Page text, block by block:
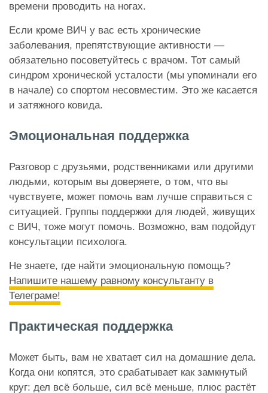
времени проводить на ногах.
Если кроме ВИЧ у вас есть хронические
заболевания, препятствующие активности —
обязательно посоветуйтесь с врачом. Тот самый
синдром хронической усталости (мы упоминали его
в начале) со спортом несовместим. Это же касается
и затяжного ковида.
Эмоциональная поддержка
Разговор с друзьями, родственниками или другими
людьми, которым вы доверяете, о том, что вы
чувствуете, может помочь вам лучше справиться с
ситуацией. Группы поддержки для людей, живущих
с ВИЧ, тоже могут помочь. Возможно, вам подойдут
консультации психолога.
Не знаете, где найти эмоциональную помощь?
Напишите нашему равному консультанту в
Телеграме!
Практическая поддержка
Может быть, вам не хватает сил на домашние дела.
Когда они копятся, это срабатывает как замкнутый
круг: дел всё больше, сил всё меньше, плюс растёт